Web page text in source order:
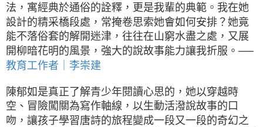
法，寓經典於通俗的詮釋，更是我輩的典範。我在她
設計的精采橋段處，常掩卷思索她會如何安排？她竟
能不落俗套的解開迷津，往往在山窮水盡之處，又展
開柳暗花明的風景，強大的說故事能力讓我折服。──
教育工作者｜李崇建
陳郁如是真正了解青少年閱讀心思的，她以穿越時
空、冒險闖關為寫作軸線，以生動活潑說故事的口
吻，讓孩子學習唐詩的旅程變成一段又一段的奇幻之